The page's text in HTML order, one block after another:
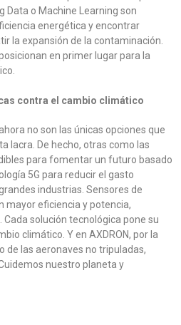
Data o Machine Learning son
energética y encontrar
la expansión de la contaminación.
en primer lugar para la
contra el cambio climático
no son las únicas opciones que
lacra. De hecho, otras como las
para fomentar un futuro basado
5G para reducir el gasto
industrias. Sensores de
mayor eficiencia y potencia,
solución tecnológica pone su
climático. Y en AXDRON, por la
de las aeronaves no tripuladas,
nuestro planeta y